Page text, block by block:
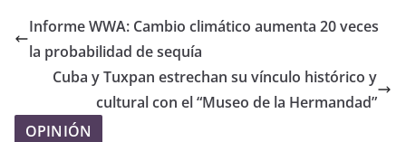
Informe WWA: Cambio climático aumenta 20 veces
la probabilidad de sequía
Cuba y Tuxpan estrechan su vínculo histórico y
cultural con el “Museo de la Hermandad”
OPINIÓN